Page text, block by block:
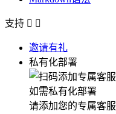
支持  
邀请有礼
私有化部署
如需私有化部署
请添加您的专属客服